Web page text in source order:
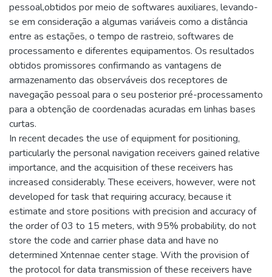
pessoal,obtidos por meio de softwares auxiliares, levando-
se em consideração a algumas variáveis como a distância
entre as estações, o tempo de rastreio, softwares de
processamento e diferentes equipamentos. Os resultados
obtidos promissores confirmando as vantagens de
armazenamento das observáveis dos receptores de
navegação pessoal para o seu posterior pré-processamento
para a obtenção de coordenadas acuradas em linhas bases
curtas.
In recent decades the use of equipment for positioning,
particularly the personal navigation receivers gained relative
importance, and the acquisition of these receivers has
increased considerably. These eceivers, however, were not
developed for task that requiring accuracy, because it
estimate and store positions with precision and accuracy of
the order of 03 to 15 meters, with 95% probability, do not
store the code and carrier phase data and have no
determined Xntennae center stage. With the provision of
the protocol for data transmission of these receivers have